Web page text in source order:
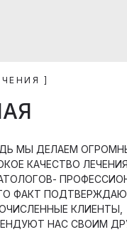
]
МЫ ДЕЛАЕМ
КАЧЕСТВО
ФАКТ
КЛИЕНТЫ,
НАС СВОИМ